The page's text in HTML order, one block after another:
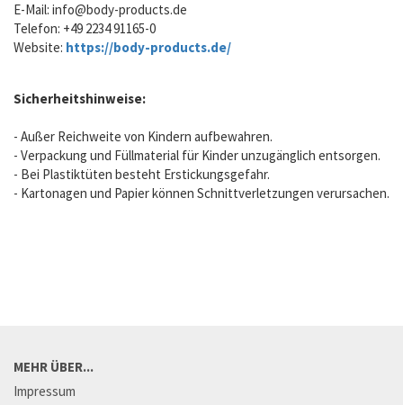
E-Mail: info@body-products.de
Telefon: +49 2234 91165-0
Website: https://body-products.de/
Sicherheitshinweise:
- Außer Reichweite von Kindern aufbewahren.
- Verpackung und Füllmaterial für Kinder unzugänglich entsorgen.
- Bei Plastiktüten besteht Erstickungsgefahr.
- Kartonagen und Papier können Schnittverletzungen verursachen.
MEHR ÜBER...
Impressum